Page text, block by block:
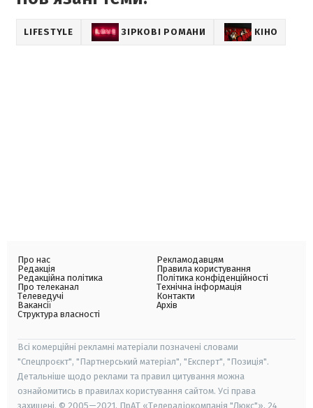
LIFESTYLE ЗІРКОВІ РОМАНИ КІНО
Про нас
Редакція
Редакційна політика
Про телеканал
Телеведучі
Вакансії
Структура власності
Рекламодавцям
Правила користування
Політика конфіденційності
Технічна інформація
Контакти
Архів
Всі комерційні рекламні матеріали позначені словами
"Спецпроєкт", "Партнерський матеріал", "Експерт", "Позиція".
Детальніше щодо реклами та правил цитування можна
ознайомитись в правилах користування сайтом. Усі права
захищені. © 2005—2021, ПрАТ «Телерадіокомпанія "Люкс"», 24